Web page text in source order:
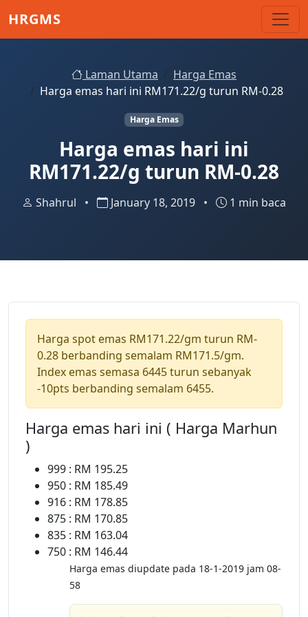
HRGMS
Laman Utama
Harga Emas
Harga emas hari ini RM171.22/g turun RM-0.28
Harga Emas
Harga emas hari ini
RM171.22/g turun RM-0.28
Shahrul • January 18, 2019 • 1 min baca
Harga spot emas RM171.22/gm turun RM-
0.28 berbanding semalam RM171.5/gm.
Index emas semasa 6445 turun sebanyak
-10pts berbanding semalam 6455.
Harga emas hari ini ( Harga Marhun
)
999 : RM 195.25
950 : RM 185.49
916 : RM 178.85
875 : RM 170.85
835 : RM 163.04
750 : RM 146.44
Harga emas diupdate pada 18-1-2019 jam 08-
58